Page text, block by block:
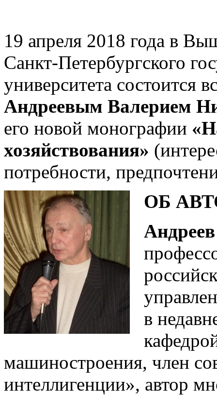
19 апреля 2018 года в
Санкт-Петербургского
университета состоится
Андреевым Валерием
его новой монографии
хозяйствования»
потребности,
ОБ
в
машиностроения, член
интеллигенции», автор